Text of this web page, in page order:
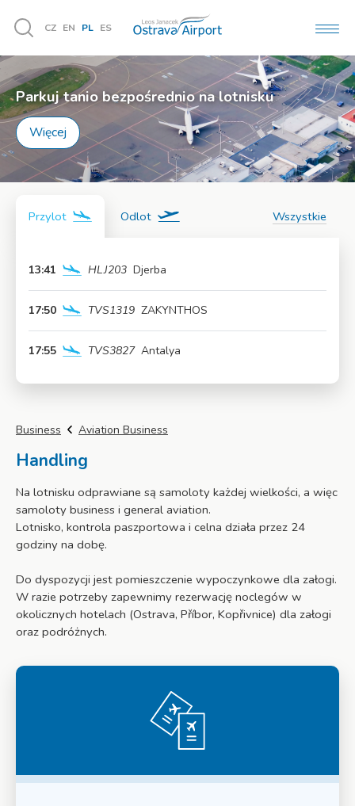
Vyhledávání
CZ EN PL ES
Parkuj tanio bezpośrednio na lotnisku
Więcej
Przylot Odlot Wszystkie
13:41 HLJ203 Djerba
17:50 TVS1319 ZAKYNTHOS
17:55 TVS3827 Antalya
Business Aviation Business
Handling
Na lotnisku odprawiane są samoloty każdej wielkości, a więc
samoloty business i general aviation.
Lotnisko, kontrola paszportowa i celna działa przez 24
godziny na dobę.
Do dyspozycji jest pomieszczenie wypoczynkowe dla załogi.
W razie potrzeby zapewnimy rezerwację noclegów w
okolicznych hotelach (Ostrava, Příbor, Kopřivnice) dla załogi
oraz podróżnych.